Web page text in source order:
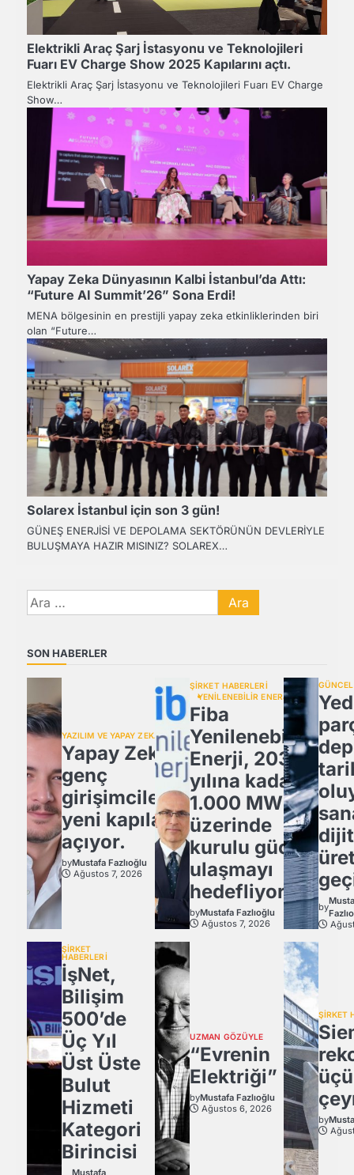
Elektrikli Araç Şarj İstasyonu ve Teknolojileri
Fuarı EV Charge Show 2025 Kapılarını açtı.
Elektrikli Araç Şarj İstasyonu ve Teknolojileri Fuarı EV Charge
Show…
Yapay Zeka Dünyasının Kalbi İstanbul’da Attı:
“Future AI Summit’26” Sona Erdi!
MENA bölgesinin en prestijli yapay zeka etkinliklerinden biri
olan “Future…
Solarex İstanbul için son 3 gün!
GÜNEŞ ENERJİSİ VE DEPOLAMA SEKTÖRÜNÜN DEVLERİYLE
BULUŞMAYA HAZIR MISINIZ? SOLAREX…
Arama:
SON HABERLER
YAZILIM VE YAPAY ZEKA
Yapay Zeka,
genç
girişimcilere
yeni kapılar
açıyor.
byMustafa Fazlıoğlu
Ağustos 7, 2026
ŞİRKET HABERLERİ
YENİLENEBİLİR ENERJİ
Fiba
Yenilenebilir
Enerji, 2030
yılına kadar
1.000 MW
üzerinde
kurulu güce
ulaşmayı
hedefliyor
byMustafa Fazlıoğlu
Ağustos 7, 2026
GÜNCEL
by
ŞİRKET
HABERLERİ
İşNet,
Bilişim
500’de
Üç Yıl
Üst Üste
Bulut
Hizmeti
Kategori
Birincisi
Mustafa
UZMAN GÖZÜYLE
“Evrenin
Elektriği”
byMustafa Fazlıoğlu
Ağustos 6, 2026
ŞİRKET
by